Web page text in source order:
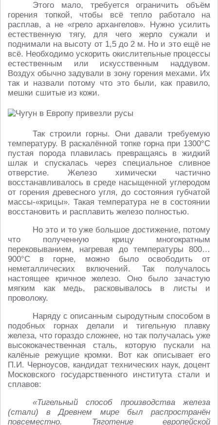
Этого мало, требуется ограничить объём
горения топкой, чтобы всё тепло работало на
расплав, а не «грело архангелов». Нужно усилить
естественную тягу, для чего жерло сужали и
поднимали на высоту от 1,5 до 2 м. Но и это ещё не
всё. Необходимо ускорить окислительные процессы
естественным или искусственным наддувом.
Воздух обычно задували в зону горения мехами. Их
так и назвали потому что это были, как правило,
мешки сшитые из кожи.
Так строили горны. Они давали требуемую
температуру. В раскалённой топке горна при 1300°С
пустая порода плавилась превращаясь в жидкий
шлак и спускалась через специальное сливное
отверстие. Железо химически частично
восстанавливалось в среде насыщенной углеродом
от горения древесного угля, до состояния губчатой
массы-«крицы». Такая температура не в состоянии
восстановить и расплавить железо полностью.
Но это и то уже большое достижение, потому
что полученную крицу многократным
перековыванием, нагревая до температуры 800…
900°С в горне, можно было освободить от
неметаллических включений. Так получалось
настоящее кричное железо. Оно было зачастую
мягким как медь, расковывалось в листы и
проволоку.
Наряду с описанным сыродутным способом в
подобных горнах делали и тигельную плавку
железа, что гораздо сложнее, но так получалась уже
высококачественная сталь, которую пускали на
калёные режущие кромки. Вот как описывает его
П.И. Черноусов, кандидат технических наук, доцент
Московского государственного института стали и
сплавов:
«Тигельный способ производства железа
(стали) в Древнем мире был распространён
повсеместно. Тяготение европейской